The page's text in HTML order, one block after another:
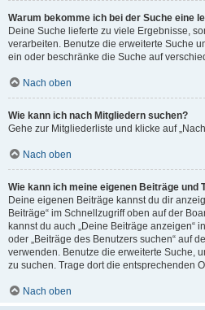
Warum bekomme ich bei der Suche eine
Deine Suche lieferte zu viele Ergebnisse,
verarbeiten. Benutze die erweiterte Suche
ein oder beschränke die Suche auf
Nach oben
Wie kann ich nach Mitgliedern suchen?
Gehe zur Mitgliederliste und klicke auf
Nach oben
Wie kann ich meine eigenen Beiträge und
Deine eigenen Beiträge kannst du dir
Beiträge“ im Schnellzugriff oben auf der
kannst du auch „Deine Beiträge anzeigen“
oder „Beiträge des Benutzers suchen“ auf
verwenden. Benutze die erweiterte Suche,
zu suchen. Trage dort die entsprechenden
Nach oben